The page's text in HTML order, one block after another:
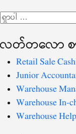
ပြ
ရှာ
စကားလုံး
လတ်တ‌လော စာ
Retail Sale
Junior
Warehouse
Warehouse In-
Warehouse